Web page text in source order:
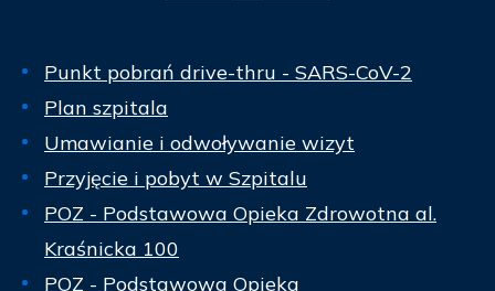
Punkt pobrań drive-thru - SARS-CoV-2
Plan szpitala
Umawianie i odwoływanie wizyt
Przyjęcie i pobyt w Szpitalu
POZ - Podstawowa Opieka Zdrowotna al.
Kraśnicka 100
POZ - Podstawowa Opieka